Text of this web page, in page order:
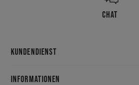
CHAT
KUNDENDIENST
INFORMATIONEN